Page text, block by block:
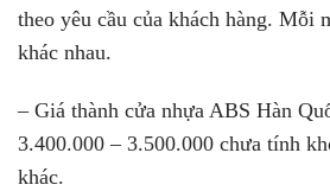
theo yêu cầu của khách hàng. Mỗi
khác nhau.
– Giá thành cửa nhựa ABS Hàn
3.400.000 – 3.500.000 chưa tính
khác.